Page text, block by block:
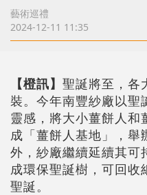
藝術巡禮
2024-12-11 11:35
【橙訊】 聖誕將至，各
裝。今年南豐紗廠以聖
靈感，將大小薑餅人和
成「薑餅人基地」，
外，紗廠繼續延續其可
成環保聖誕樹，可回收
聖誕。